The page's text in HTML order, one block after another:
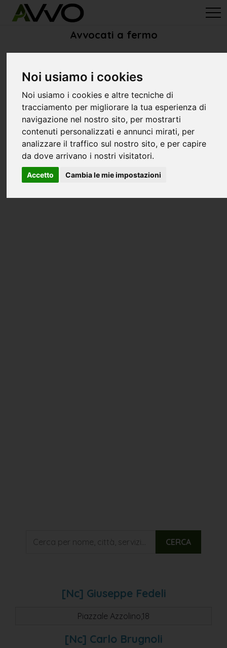
Noi usiamo i cookies
Noi usiamo i cookies e altre tecniche di
tracciamento per migliorare la tua esperienza di
navigazione nel nostro sito, per mostrarti
contenuti personalizzati e annunci mirati, per
analizzare il traffico sul nostro sito, e per capire
da dove arrivano i nostri visitatori.
Accetto Cambia le mie impostazioni
avvo-it>Ascoli Piceno> Avvocati fermo
Avvocati a fermo
CERCA
[nc] Giuseppe Fedeli
Piazzale Azzolino,18
[nc] Carlo Brugnoli